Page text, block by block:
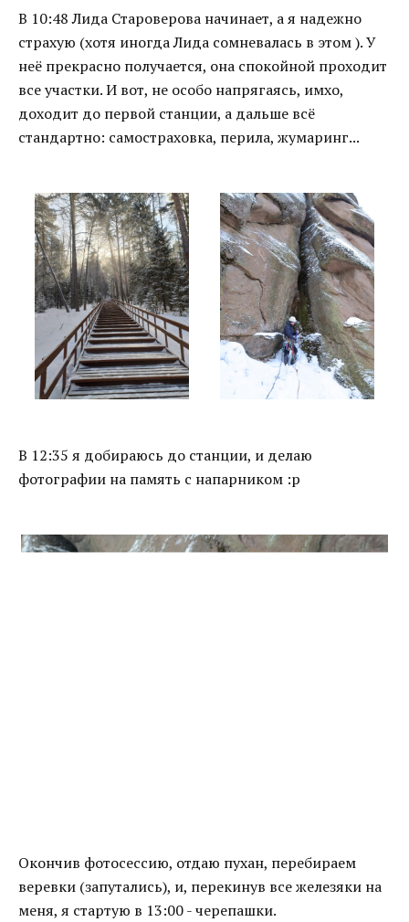
В 10:48 Лида Староверова начинает, а я надежно
страхую (хотя иногда Лида сомневалась в этом). У
неё прекрасно получается, она спокойной проходит
все участки. И вот, не особо напрягаясь, имхо,
доходит до первой станции, а дальше всё
стандартно: самостраховка, перила, жумаринг...
В 12:35 я добираюсь до станции, и делаю
фотографии на память с напарником :р
Окончив фотосессию, отдаю пухан, перебираем
веревки (запутались), и, перекинув все железяки на
меня, я стартую в 13:00 - черепашки.